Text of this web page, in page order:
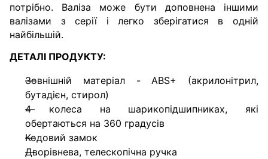
потрібно. Валіза може бути доповнена іншими
валізами з серії і легко зберігатися в одній
найбільшій.
ДЕТАЛІ ПРОДУКТУ:
Зовнішній матеріал - ABS+ (акрилонітрил,
бутадієн, стирол)
4 колеса на шарикопідшипниках, які
обертаються на 360 градусів
Кодовий замок
Дворівнева, телескопічна ручка